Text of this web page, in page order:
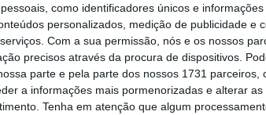
como identificadores únicos e
personalizados, medição de publicidade e
Com a sua permissão, nós e os nossos
precisos através da procura de dispositivos.
parte e pela parte dos nossos 1731 parceiros,
a informações mais pormenorizadas e alterar
Tenha em atenção que algum
legislação laboral, que está a ser
Social, prevê a revisão de
Trabalho.